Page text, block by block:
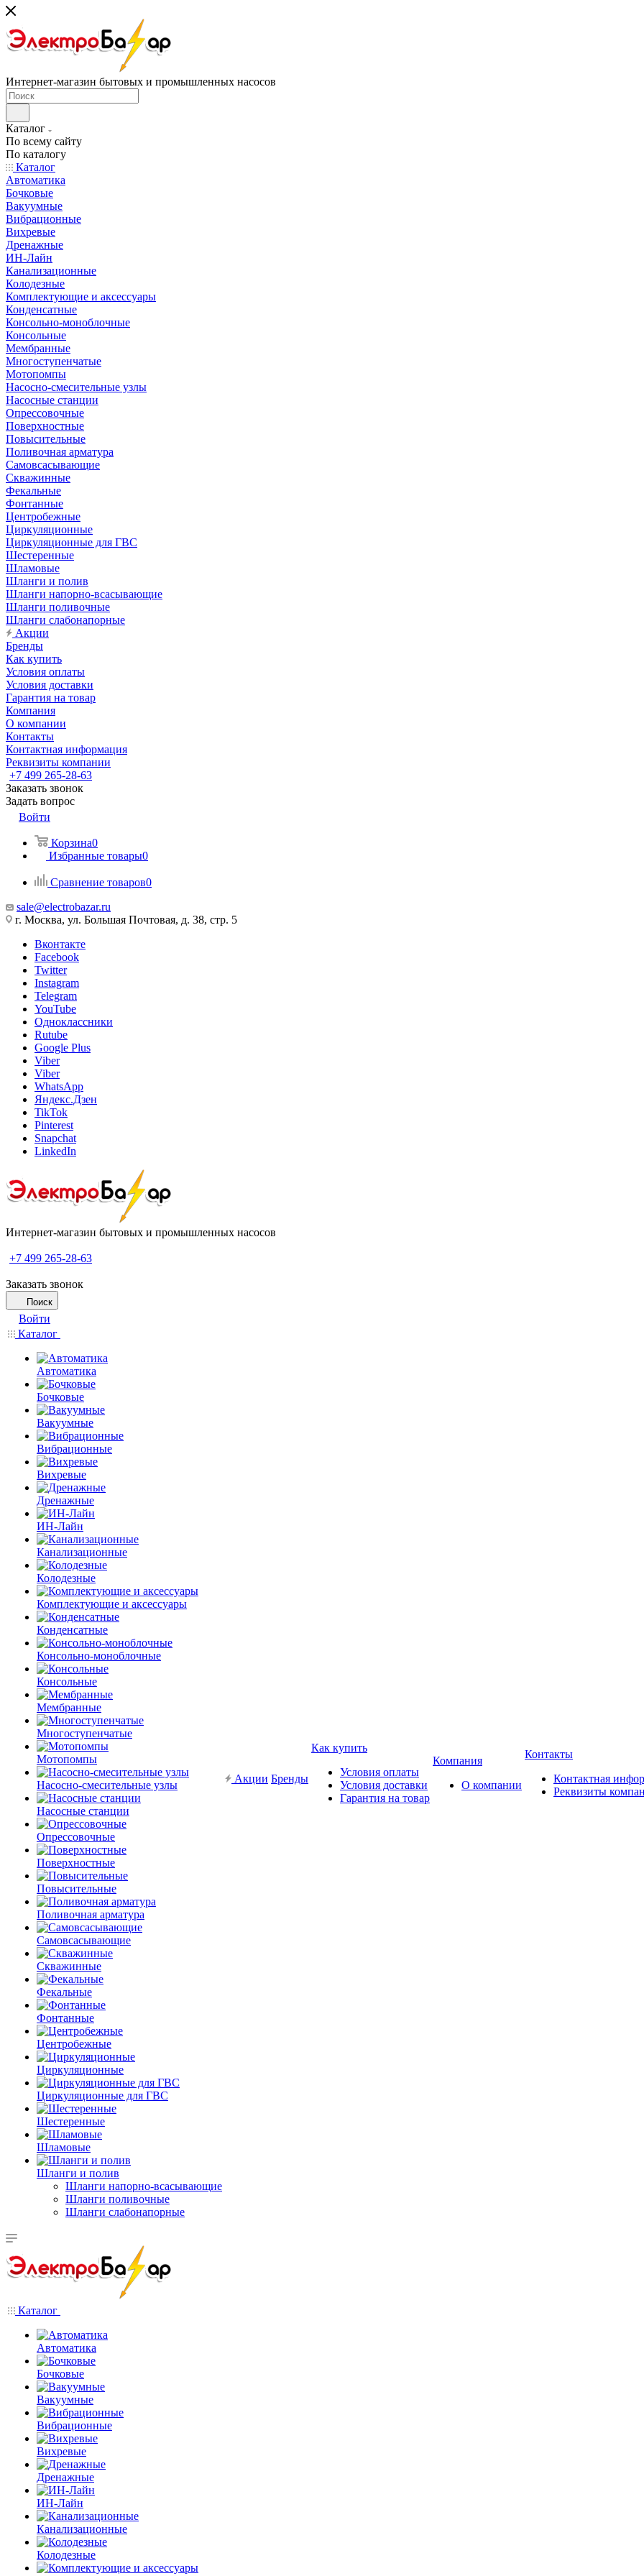
Интернет-магазин бытовых и промышленных насосов
Каталог
По всему сайту
По каталогу
Каталог
Автоматика
Бочковые
Вакуумные
Вибрационные
Вихревые
Дренажные
ИН-Лайн
Канализационные
Колодезные
Комплектующие и аксессуары
Конденсатные
Консольно-моноблочные
Консольные
Мембранные
Многоступенчатые
Мотопомпы
Насосно-смесительные узлы
Насосные станции
Опрессовочные
Поверхностные
Повысительные
Поливочная арматура
Самовсасывающие
Скважинные
Фекальные
Фонтанные
Центробежные
Циркуляционные
Циркуляционные для ГВС
Шестеренные
Шламовые
Шланги и полив
Шланги напорно-всасывающие
Шланги поливочные
Шланги слабонапорные
Акции
Бренды
Как купить
Условия оплаты
Условия доставки
Гарантия на товар
Компания
О компании
Контакты
Контактная информация
Реквизиты компании
+7 499 265-28-63
Заказать звонок
Задать вопрос
Войти
Корзина0
Избранные товары0
Сравнение товаров0
sale@electrobazar.ru
г. Москва, ул. Большая Почтовая, д. 38, стр. 5
Вконтакте
Facebook
Twitter
Instagram
Telegram
YouTube
Одноклассники
Rutube
Google Plus
Viber
Viber
WhatsApp
Яндекс.Дзен
TikTok
Pinterest
Snapchat
LinkedIn
Интернет-магазин бытовых и промышленных насосов
+7 499 265-28-63
Заказать звонок
Поиск
Войти
Каталог
Автоматика
Бочковые
Вакуумные
Вибрационные
Вихревые
Дренажные
ИН-Лайн
Канализационные
Колодезные
Комплектующие и аксессуары
Конденсатные
Консольно-моноблочные
Консольные
Мембранные
Многоступенчатые
Мотопомпы
Насосно-смесительные узлы
Насосные станции
Опрессовочные
Поверхностные
Повысительные
Поливочная арматура
Самовсасывающие
Скважинные
Фекальные
Фонтанные
Центробежные
Циркуляционные
Циркуляционные для ГВС
Шестеренные
Шламовые
Шланги и полив
Шланги напорно-всасывающие
Шланги поливочные
Шланги слабонапорные
Акции Бренды
Как купить
Условия оплаты
Условия доставки
Гарантия на товар
Компания
О компании
Контакты
Контактная
Реквизиты
Каталог
Автоматика
Бочковые
Вакуумные
Вибрационные
Вихревые
Дренажные
ИН-Лайн
Канализационные
Колодезные